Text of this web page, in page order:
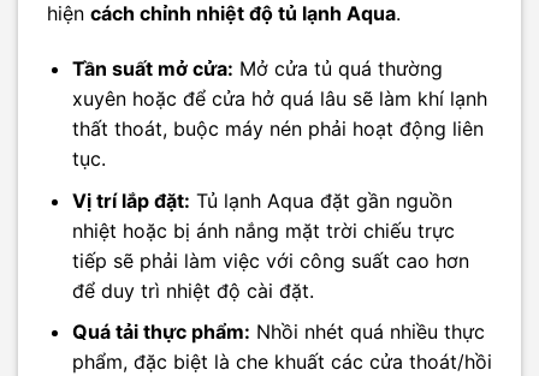
hiện cách chỉnh nhiệt độ tủ lạnh Aqua.
Tần suất mở cửa: Mở cửa tủ quá thường
xuyên hoặc để cửa hở quá lâu sẽ làm khí lạnh
thất thoát, buộc máy nén phải hoạt động liên
tục.
Vị trí lắp đặt: Tủ lạnh Aqua đặt gần nguồn
nhiệt hoặc bị ánh nắng mặt trời chiếu trực
tiếp sẽ phải làm việc với công suất cao hơn
để duy trì nhiệt độ cài đặt.
Quá tải thực phẩm: Nhồi nhét quá nhiều thực
phẩm, đặc biệt là che khuất các cửa thoát/hồi